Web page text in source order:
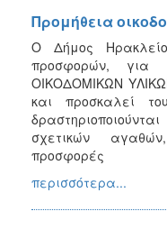
Προμήθεια
Ο Δήμος
προσφορών, για
ΟΙΚΟΔΟΜΙΚΩΝ
και προσκαλεί
σχετικών
προσφορές
περισσότερα...